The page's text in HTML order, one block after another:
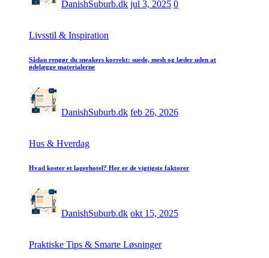
DanishSuburb.dk jul 3, 2025 0
Livsstil & Inspiration
Sådan rengør du sneakers korrekt: suede, mesh og læder uden at
ødelægge materialerne
DanishSuburb.dk feb 26, 2026
Hus & Hverdag
Hvad koster et lagerhotel? Her er de vigtigste faktorer
DanishSuburb.dk okt 15, 2025
Praktiske Tips & Smarte Løsninger